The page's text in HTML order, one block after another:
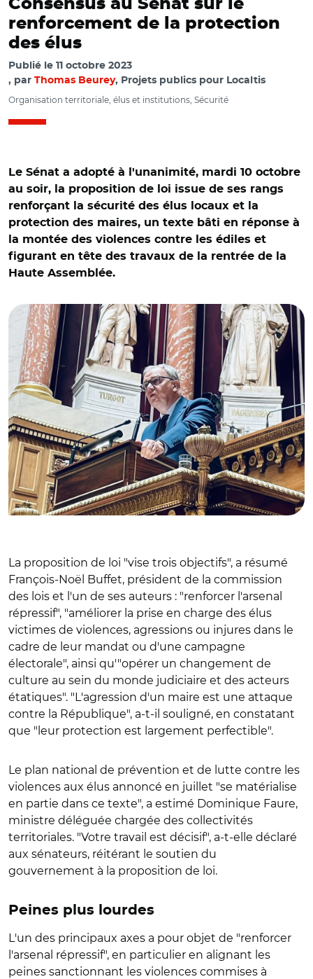
Consensus au Sénat sur le
renforcement de la protection
des élus
Publié le 11 octobre 2023
par Thomas Beurey, Projets publics pour Localtis
Organisation territoriale, élus et institutions, Sécurité
Le Sénat a adopté à l'unanimité, mardi 10 octobre
au soir, la proposition de loi issue de ses rangs
renforçant la sécurité des élus locaux et la
protection des maires, un texte bâti en réponse à
la montée des violences contre les édiles et
figurant en tête des travaux de la rentrée de la
Haute Assemblée.
La proposition de loi "vise trois objectifs", a résumé
François-Noël Buffet, président de la commission
des lois et l'un de ses auteurs : "renforcer l'arsenal
répressif", "améliorer la prise en charge des élus
victimes de violences, agressions ou injures dans le
cadre de leur mandat ou d'une campagne
électorale", ainsi qu'"opérer un changement de
culture au sein du monde judiciaire et des acteurs
étatiques". "L'agression d'un maire est une attaque
contre la République", a-t-il souligné, en constatant
que "leur protection est largement perfectible".
Le plan national de prévention et de lutte contre les
violences aux élus annoncé en juillet "se matérialise
en partie dans ce texte", a estimé Dominique Faure,
ministre déléguée chargée des collectivités
territoriales. "Votre travail est décisif", a-t-elle déclaré
aux sénateurs, réitérant le soutien du
gouvernement à la proposition de loi.
Peines plus lourdes
L'un des principaux axes a pour objet de "renforcer
l'arsenal répressif", en particulier en alignant les
peines sanctionnant les violences commises à